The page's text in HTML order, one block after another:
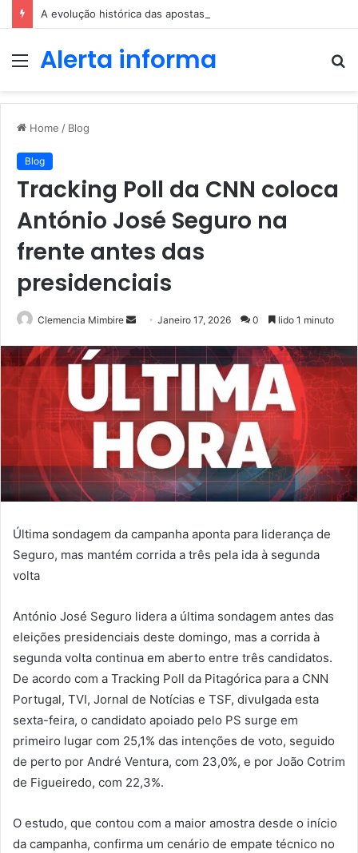
A evolução histórica das apostas ao longo dos séculos
MenuAlerta informa
Home / Blog
Blog
Tracking Poll da CNN coloca
António José Seguro na
frente antes das
presidenciais
Clemencia Mimbire
Send
email
Janeiro 17, 2026 0 lido 1 minuto
Última sondagem da campanha aponta para liderança de
Seguro, mas mantém corrida a três pela ida à segunda
volta
António José Seguro lidera a última sondagem antes das
eleições presidenciais deste domingo, mas a corrida à
segunda volta continua em aberto entre três candidatos.
De acordo com a Tracking Poll da Pitagórica para a CNN
Portugal, TVI, Jornal de Notícias e TSF, divulgada esta
sexta-feira, o candidato apoiado pelo PS surge em
primeiro lugar com 25,1% das intenções de voto, seguido
de perto por André Ventura, com 23,0%, e por João Cotrim
de Figueiredo, com 22,3%.
O estudo, que contou com a maior amostra desde o início
da campanha, confirma um cenário de empate técnico no